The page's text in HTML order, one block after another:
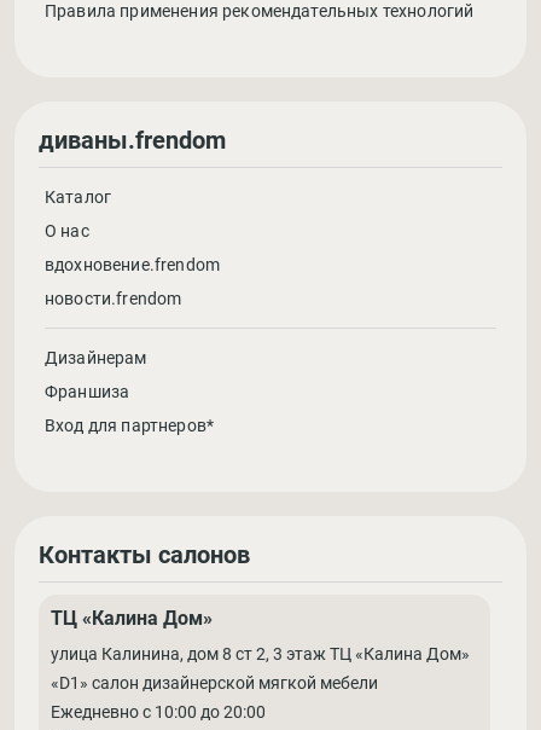
Правила применения рекомендательных технологий
диваны.frendom
Каталог
О нас
вдохновение.frendom
новости.frendom
Дизайнерам
Франшиза
Вход для партнеров*
Контакты салонов
ТЦ «Калина Дом»
улица Калинина, дом 8 ст 2, 3 этаж ТЦ «Калина Дом»
«D1» салон дизайнерской мягкой мебели
Ежедневно с 10:00 до 20:00